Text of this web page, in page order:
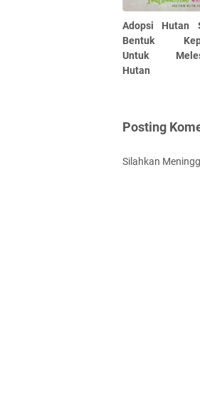
Adopsi Hutan
Bentuk
Untuk
Hutan
Posting
Silahkan